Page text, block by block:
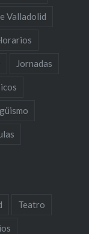
Valladolid
Jornadas
Teatro